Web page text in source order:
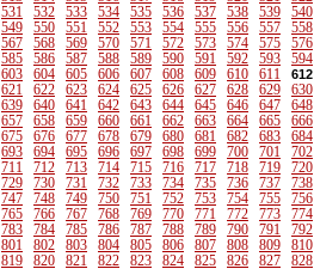
531 532 533 534 535 536 537 538 539 540
549 550 551 552 553 554 555 556 557 558
567 568 569 570 571 572 573 574 575 576
585 586 587 588 589 590 591 592 593 594
603 604 605 606 607 608 609 610 611 612
621 622 623 624 625 626 627 628 629 630
639 640 641 642 643 644 645 646 647 648
657 658 659 660 661 662 663 664 665 666
675 676 677 678 679 680 681 682 683 684
693 694 695 696 697 698 699 700 701 702
711 712 713 714 715 716 717 718 719 720
729 730 731 732 733 734 735 736 737 738
747 748 749 750 751 752 753 754 755 756
765 766 767 768 769 770 771 772 773 774
783 784 785 786 787 788 789 790 791 792
801 802 803 804 805 806 807 808 809 810
819 820 821 822 823 824 825 826 827 828